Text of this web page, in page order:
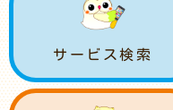
サービス検索